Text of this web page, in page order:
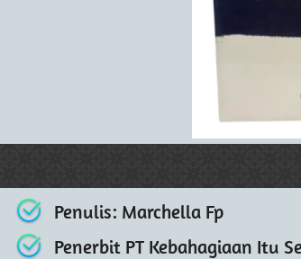
Penulis: Marchella Fp
Penerbit PT Kebahagiaan Itu